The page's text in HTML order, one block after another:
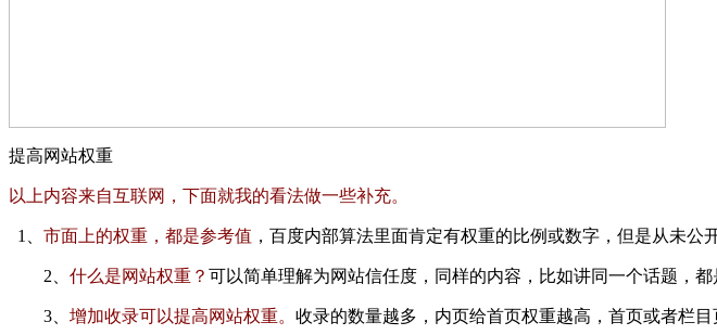
提高网站权重
以上内容来自互联网，下面就我的看法做一些补充。
1、 市面上的权重，都是参考值 ，百度内部算法里面肯定有权重的比例或数字，但是从未公
2、 什么是网站权重？ 可以简单理解为网站信任度，同样的内容，比如讲同一个话题，
3、 增加收录可以提高网站权重。 收录的数量越多，内页给首页权重越高，首页或者栏